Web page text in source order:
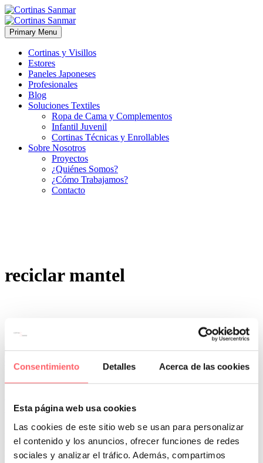
Consentimiento Detalles Acerca de las cookies
Esta página web usa cookies
Las cookies de este sitio web se usan para personalizar
el contenido y los anuncios, ofrecer funciones de redes
sociales y analizar el tráfico. Además, compartimos
Primary Menu
Cortinas y Visillos
Estores
Paneles Japoneses
Profesionales
Blog
Soluciones Textiles
Ropa de Cama y Complementos
Infantil Juvenil
Cortinas Técnicas y Enrollables
Sobre Nosotros
Proyectos
¿Quiénes Somos?
¿Cómo Trabajamos?
Contacto
reciclar mantel
0
Por San Mar Tendencias y actualidad
comidas de navidad
Ahora que se acercan tantas comidas familiares en casa, os
ofrecemos unos sencillos consejos para decorar de forma económica
y muy fácil vuestra mesa.